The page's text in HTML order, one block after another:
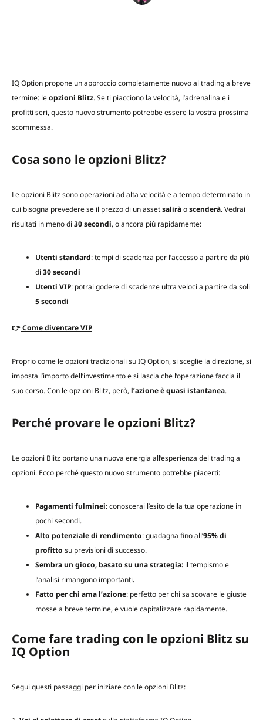
IQ Option propone un approccio completamente nuovo al trading a breve
termine: leopzioni Blitz. Se ti piacciono la velocità, l’adrenalina e i
profitti seri, questo nuovo strumento potrebbe essere la vostra prossima
scommessa.
Cosa sono le opzioni Blitz?
Le opzioni Blitz sono operazioni ad alta velocità e a tempo determinato in
cui bisogna prevedere se il prezzo di un assetsaliràoscenderà. Vedrai
risultati in meno di 30 secondi, o ancora più rapidamente:
Utenti standard: tempi di scadenza per l’accesso a partire da più
di 30 secondi
Utenti VIP: potrai godere di scadenze ultra veloci a partire da soli
5 secondi
👉Come diventare VIP
Proprio come le opzioni tradizionali su IQ Option, si sceglie la direzione, si
imposta l’importo dell’investimento e si lascia che l’operazione faccia il
suo corso. Con le opzioni Blitz, però, l’azione è quasi istantanea.
Perché provare le opzioni Blitz?
Le opzioni Blitz portano una nuova energia all’esperienza del trading a
opzioni. Ecco perché questo nuovo strumento potrebbe piacerti:
Pagamenti fulminei: conoscerai l’esito della tua operazione in
pochi secondi.
Alto potenziale di rendimento: guadagna fino all’95% di
profitto su previsioni di successo.
Sembra un gioco, basato su una strategia: il tempismo e
l’analisi rimangono importanti.
Fatto per chi ama l’azione: perfetto per chi sa scovare le giuste
mosse a breve termine, e vuole capitalizzare rapidamente.
Come fare trading con le opzioni Blitz su
IQ Option
Segui questi passaggi per iniziare con le opzioni Blitz: